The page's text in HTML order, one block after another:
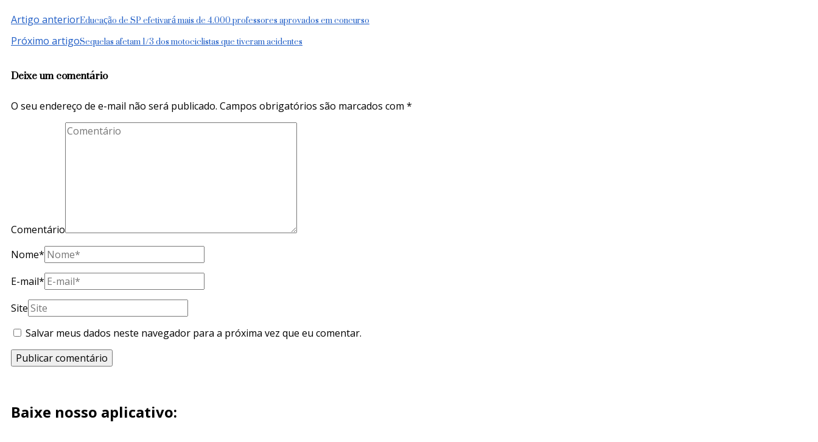
Navegação
de
Artigo anteriorEducação de SP efetivará mais de 4.000 professores aprovados em concurso
Próximo artigoSequelas afetam 1/3 dos motociclistas que tiveram acidentes
Deixe um comentário
O seu endereço de e-mail não será publicado. Campos obrigatórios são marcados com *
Comentário
Nome*
E-mail*
Site
Salvar meus dados neste navegador para a próxima vez que eu comentar.
Baixe nosso aplicativo: